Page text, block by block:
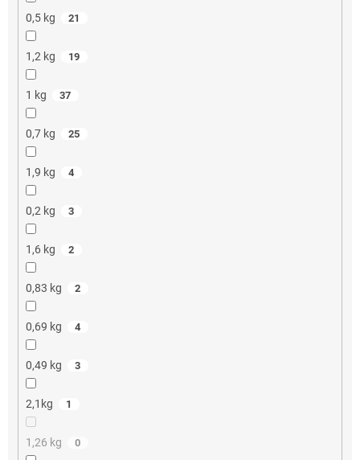
0,5 kg 21
1,2 kg 19
1 kg 37
0,7 kg 25
1,9 kg 4
0,2 kg 3
1,6 kg 2
0,83 kg 2
0,69 kg 4
0,49 kg 3
2,1kg 1
1,26 kg 0